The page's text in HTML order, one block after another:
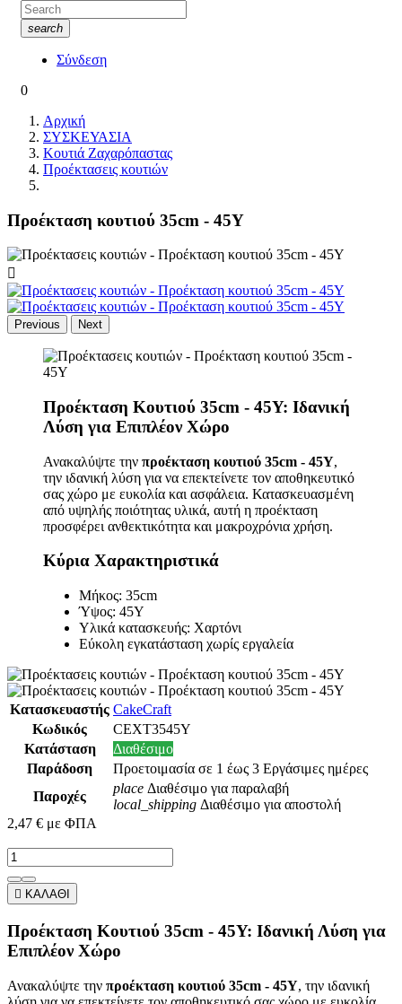
search
Σύνδεση
0
Αρχική
ΣΥΣΚΕΥΑΣΙΑ
Κουτιά Ζαχαρόπαστας
Προέκτασεις κουτιών
Προέκταση κουτιού 35cm - 45Υ

Previous Next
Προέκταση Κουτιού 35cm - 45Υ: Ιδανική
Λύση για Επιπλέον Χώρο
Ανακαλύψτε την προέκταση κουτιού 35cm - 45Υ,
την ιδανική λύση για να επεκτείνετε τον αποθηκευτικό
σας χώρο με ευκολία και ασφάλεια. Κατασκευασμένη
από υψηλής ποιότητας υλικά, αυτή η προέκταση
προσφέρει ανθεκτικότητα και μακροχρόνια χρήση.
Κύρια Χαρακτηριστικά
Μήκος: 35cm
Ύψος: 45Υ
Υλικά κατασκευής: Χαρτόνι
Εύκολη εγκατάσταση χωρίς εργαλεία
Κατασκευαστής CakeCraft
Κωδικός
CEXT3545Y
Κατάσταση
Διαθέσιμο
Παράδοση
Προετοιμασία σε 1 έως 3 Εργάσιμες ημέρες
Παροχές
place Διαθέσιμο για παραλαβή
local_shipping Διαθέσιμο για αποστολή
2,47 € με ΦΠΑ
 ΚΑΛΑΘΙ
Προέκταση Κουτιού 35cm - 45Υ: Ιδανική Λύση για
Επιπλέον Χώρο
Ανακαλύψτε την προέκταση κουτιού 35cm - 45Υ, την ιδανική